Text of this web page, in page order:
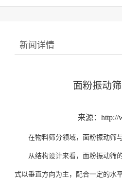
新闻详情
面粉振动
来源：http://
在物料筛分领域，面粉振动筛与
从结构设计来看，面粉振动筛的
式以垂直方向为主，配合一定的水